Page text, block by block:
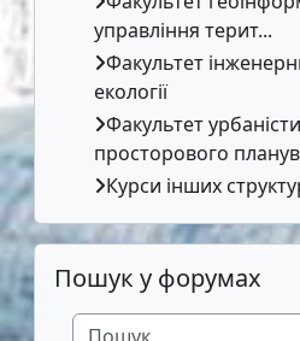
управління терит...
Факультет
екології
Факультет
просторового
Курси інших
Пропустити Пошук у
Пошук у форумах